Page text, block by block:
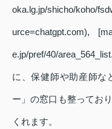
oka.lg.jp/shicho/koho/
urce=chatgpt.com),
e.jp/pref/40/
に、保健師や助産師な
ー」の窓口も整ってお
くれます。